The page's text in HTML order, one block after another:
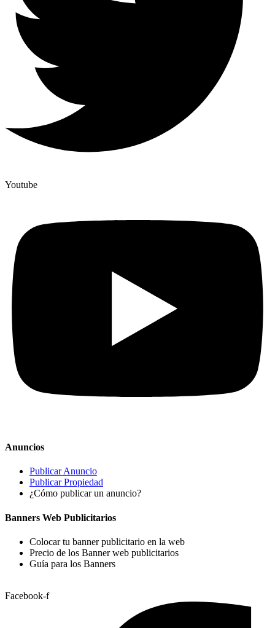
Youtube
Anuncios
Publicar Anuncio
Publicar Propiedad
¿Cómo publicar un anuncio?
Banners Web Publicitarios
Colocar tu banner publicitario en la web
Precio de los Banner web publicitarios
Guía para los Banners
Facebook-f